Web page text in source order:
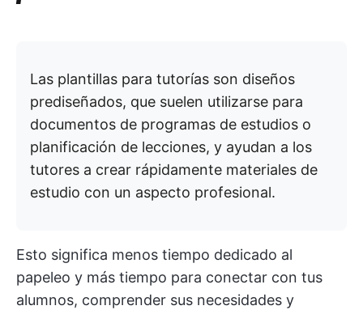
Las plantillas para tutorías son diseños
prediseñados, que suelen utilizarse para
documentos de programas de estudios o
planificación de lecciones, y ayudan a los
tutores a crear rápidamente materiales de
estudio con un aspecto profesional.
Esto significa menos tiempo dedicado al
papeleo y más tiempo para conectar con tus
alumnos, comprender sus necesidades y